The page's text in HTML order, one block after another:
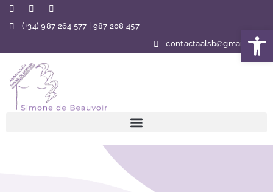
Abrir
(+34) 987 264 577 | 987 208 457
contactaalsb@gmail.com